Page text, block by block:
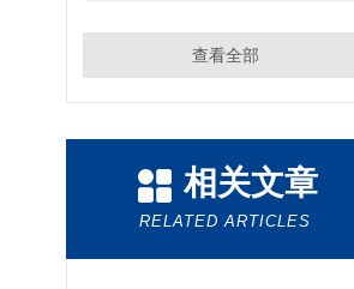
查看全部
相关文章
RELATED ARTICLES